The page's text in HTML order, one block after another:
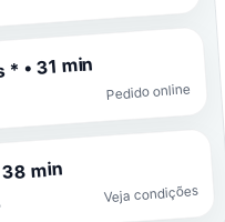
• 31 min
Pedido online
min
Veja condições